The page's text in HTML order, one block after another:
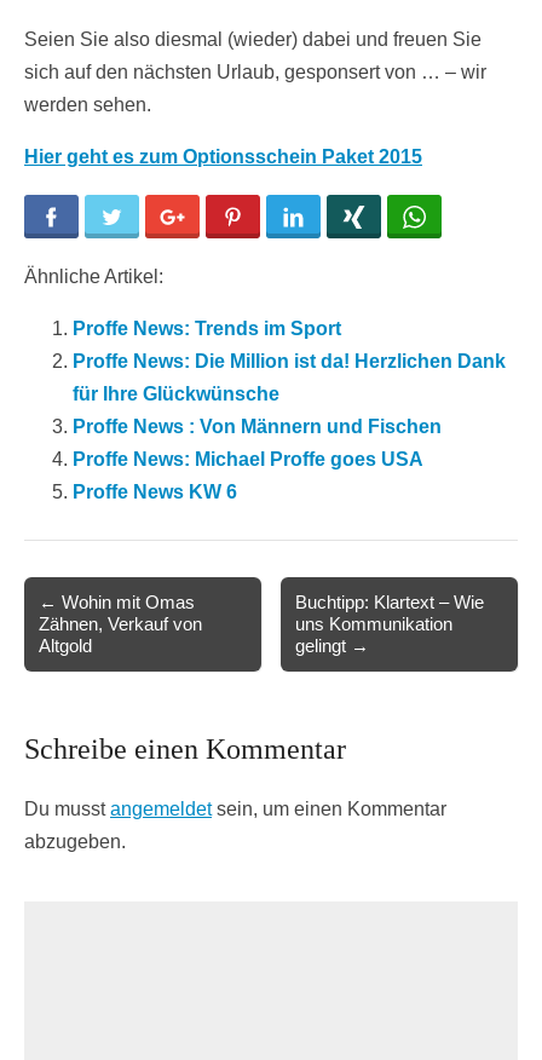
Seien Sie also diesmal (wieder) dabei und freuen Sie
sich auf den nächsten Urlaub, gesponsert von … – wir
werden sehen.
Hier geht es zum Optionsschein Paket 2015
Facebook Twitter Google+ Pinterest LinkedIn
Ähnliche Artikel:
Proffe News: Trends im Sport
Proffe News: Die Million ist da! Herzlichen Dank
für Ihre Glückwünsche
Proffe News : Von Männern und Fischen
Proffe News: Michael Proffe goes USA
Proffe News KW 6
Post
navigation
← Wohin mit Omas
Zähnen, Verkauf von
Altgold
Buchtipp: Klartext – Wie
uns Kommunikation
gelingt →
Schreibe einen Kommentar
Du musstangemeldetsein, um einen Kommentar
abzugeben.